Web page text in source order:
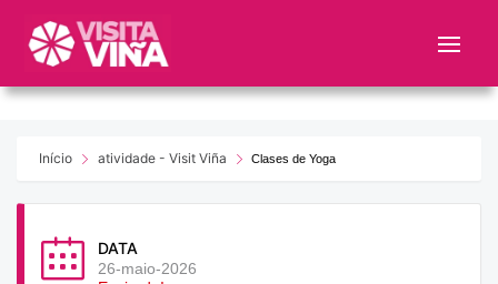
este
web
sistemaInício atividade - Visit Viña Clases de Yoga
DATA
26-maio-2026